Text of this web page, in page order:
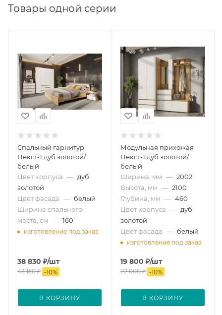
Товары одной серии
Спальный гарнитур
Некст-1 дуб золотой/
белый
Цвет корпуса — дуб
золотой
Цвет фасада — белый
Ширина спального
места, см — 160
изготовление под заказ
38 830 ₽/шт
43 150₽ -10%
В КОРЗИНУ
Модульная прихожая
Некст-1 дуб золотой/
белый
Ширина, мм — 2002
Высота, мм — 2100
Глубина, мм — 460
Цвет корпуса — дуб
золотой
Цвет фасада — белый
изготовление под заказ
19 800 ₽/шт
22 000₽ -10%
В КОРЗИНУ